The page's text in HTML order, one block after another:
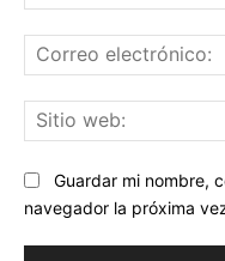
Guardar mi nombre,
navegador la próxima